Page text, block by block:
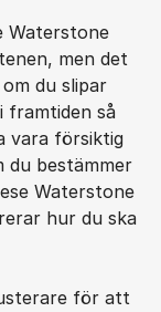
Waterstone
men det
du slipar
framtiden så
vara försiktig
du bestämmer
Waterstone
hur du ska
för att